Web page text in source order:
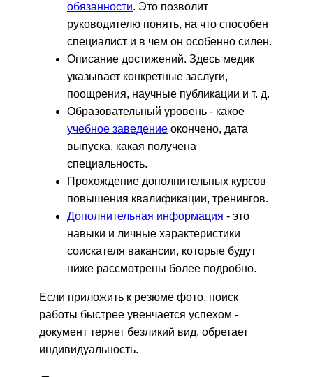
обязанности. Это позволит
руководителю понять, на что способен
специалист и в чем он особенно силен.
Описание достижений. Здесь медик
указывает конкретные заслуги,
поощрения, научные публикации и т. д.
Образовательный уровень - какое
учебное заведение окончено, дата
выпуска, какая получена
специальность.
Прохождение дополнительных курсов
повышения квалификации, тренингов.
Дополнительная информация - это
навыки и личные характеристики
соискателя вакансии, которые будут
ниже рассмотрены более подробно.
Если приложить к резюме фото, поиск
работы быстрее увенчается успехом -
документ теряет безликий вид, обретает
индивидуальность.